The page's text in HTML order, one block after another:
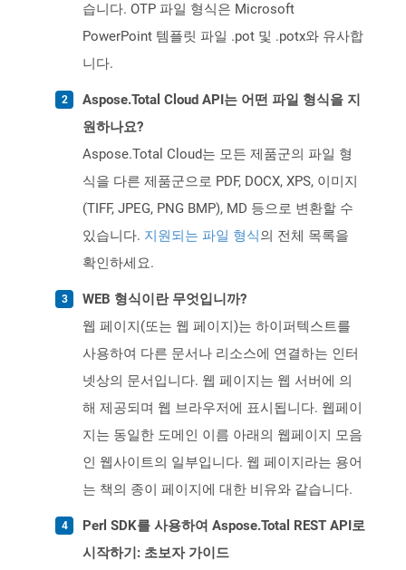
습니다. OTP 파일 형식은 Microsoft
PowerPoint 템플릿 파일 .pot 및 .potx와 유사합
니다.
Aspose.Total Cloud API는 어떤 파일 형식을 지
원하나요?
Aspose.Total Cloud는 모든 제품군의 파일 형
식을 다른 제품군으로 PDF, DOCX, XPS, 이미지
(TIFF, JPEG, PNG BMP), MD 등으로 변환할 수
있습니다. 지원되는 파일 형식의 전체 목록을
확인하세요.
WEB 형식이란 무엇입니까?
웹 페이지(또는 웹 페이지)는 하이퍼텍스트를
사용하여 다른 문서나 리소스에 연결하는 인터
넷상의 문서입니다. 웹 페이지는 웹 서버에 의
해 제공되며 웹 브라우저에 표시됩니다. 웹페이
지는 동일한 도메인 이름 아래의 웹페이지 모음
인 웹사이트의 일부입니다. 웹 페이지라는 용어
는 책의 종이 페이지에 대한 비유와 같습니다.
Perl SDK를 사용하여 Aspose.Total REST API로
시작하기: 초보자 가이드